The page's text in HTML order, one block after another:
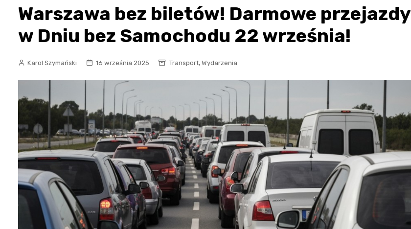
Warszawa bez biletów! Darmowe przejazdy
w Dniu bez Samochodu 22 września!
Karol Szymański 16 września 2025 Transport, Wydarzenia